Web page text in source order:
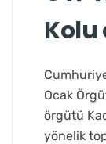
Ocak
örgütü
yönelik